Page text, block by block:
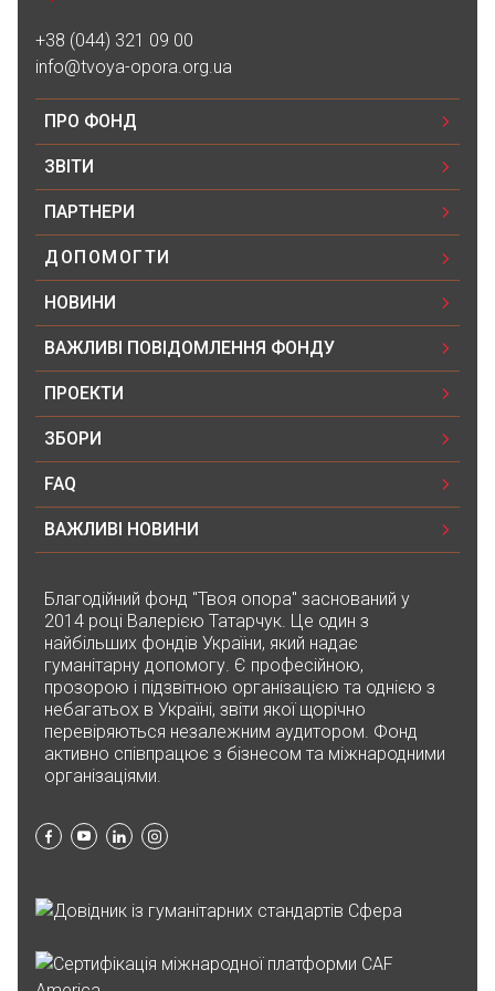
100₴
Аліна Скочко
Благодійна допомога
13.08.2025 21:20
500₴
Тамара Гута
100₴
Аліса Василинка Василинка
17.07.2025 13:35
200₴
Аліна Скочко
16.07.2025 22:13
100₴
Аліна Скочко
Аліна Скочко
+38 (044) 321 09 00
info@tvoya-opora.org.ua
ПРО ФОНД
ЗВІТИ
ПАРТНЕРИ
ДОПОМОГТИ
НОВИНИ
ВАЖЛИВІ ПОВІДОМЛЕННЯ ФОНДУ
ПРОЕКТИ
ЗБОРИ
FAQ
ВАЖЛИВІ НОВИНИ
Благодійний фонд "Твоя опора" заснований у
2014 році Валерією Татарчук. Це один з
найбільших фондів України, який надає
гуманітарну допомогу. Є професійною,
прозорою і підзвітною організацією та однією з
небагатьох в Україні, звіти якої щорічно
перевіряються незалежним аудитором. Фонд
активно співпрацює з бізнесом та міжнародними
організаціями.